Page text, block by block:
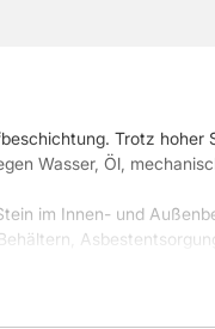
Trotz hoher
Wasser, Öl,
im Innen- und
des Klebebandes, wie